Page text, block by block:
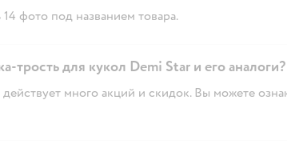
фото под названием товара.
трость для кукол Demi Star и его аналоги?
много акций и скидок. Вы можете